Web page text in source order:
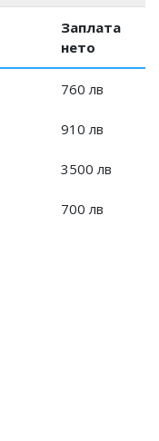
Заплата
нето
760 лв
910 лв
3500 лв
700 лв